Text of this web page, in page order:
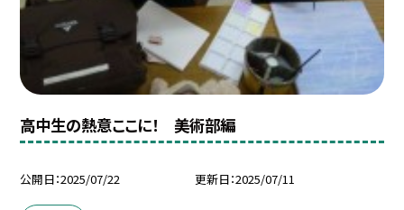
高中生の熱意ここに！ 美術部編
公開日 2025/07/22 更新日 2025/07/11